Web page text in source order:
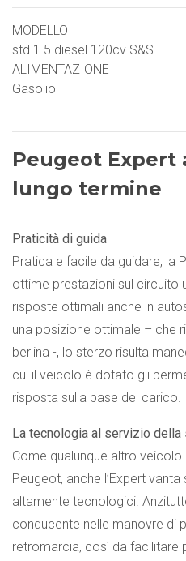
MODELLO
std 1.5 diesel 120cv S&S
ALIMENTAZIONE
Gasolio
Peugeot Expert
lungo termine
Praticità di guida
Pratica e facile da guidare, la
ottime prestazioni sul circuito
risposte ottimali anche in
una posizione ottimale – che
berlina -, lo sterzo risulta
cui il veicolo è dotato gli
risposta sulla base del carico.
La tecnologia al servizio della
Come qualunque altro
Peugeot, anche l’Expert
altamente tecnologici.
conducente nelle manovre di
retromarcia, così da facilitare